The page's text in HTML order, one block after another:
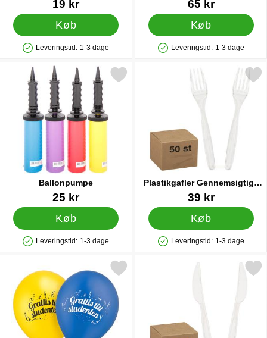
Varenr 2783819 kr
Køb
Produkttilgængelighed: På lager
Leveringstid: 1-3 dage
Varenr 1288565 kr
Køb
Produkttilgængelighed: På lager
Leveringstid: 1-3 dage
Ballonpumpe
25 kr
Køb
Produkttilgængelighed: På lager
Leveringstid: 1-3 dage
Markér ballonpumpe som favorit
Plastikgafler Gennemsigtige
50-pak
Varenr 1288239 kr
Køb
Produkttilgængelighed: På lager
Leveringstid: 1-3 dage
Markér plastikgafler
studenterballoner "Grattis Till Studenten" som favorit
Markér knive Ekstra